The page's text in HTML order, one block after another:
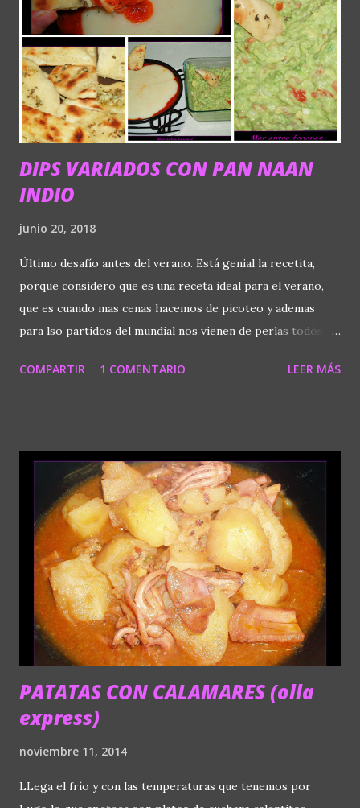
pasamos por agua y los partimos con las tijeras ( no en
trozos pequeños que luego menguan y se quedan en nada).
Reservamos. Ponemos en la olla un chorrito de aceite.
Picamos el puerro como nos guste de pequeño y lo
añadimos al aceite. Partimos el pimiento en dados y también
lo añadimos. Dejamos a fuego me...
DIPS VARIADOS CON PAN NAAN
INDIO
junio 20, 2018
Último desafío antes del verano. Está genial la recetita,
porque considero que es una receta ideal para el verano,
que es cuando mas cenas hacemos de picoteo y ademas
para lso partidos del mundial nos vienen de perlas todos
hemos preparado. Seguro que os van a gustar y váis a
pulsar aquí. INGREDIENTES (dip aguacate) 1 aguacate
maduro 8 tomates cherrys 1/2 cebolleta 1 cucharada de
queso de untar tipo filadelfia Sal Pimienta negra recien
molida INGREDIENTES (dip tomate y queso) 1/2 cebolleta 1
lata de tomate triturado grande Un poco de azúcar Un
poco de sal Albahaca ( yo la puse congelada) 1 chorro de
aceite Queso provolone INGREDIENTES (pan naan) 1 yogur
griego natural 300 gr. de harina de trigo pellizco de sal...
COMPARTIR 1 COMENTARIO LEER MÁS
PATATAS CON CALAMARES (olla
express)
noviembre 11, 2014
LLega el frío y con las temperaturas que tenemos por